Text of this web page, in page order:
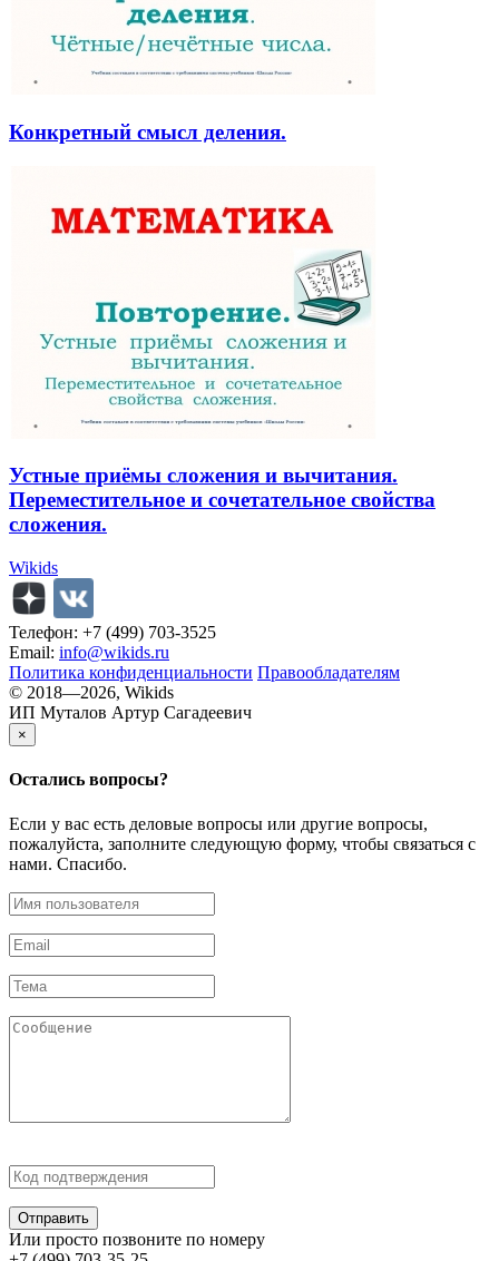
Конкретный смысл деления.
Устные приёмы сложения и вычитания.
Переместительное и сочетательное свойства
сложения.
Wikids
Телефон: +7 (499) 703-3525
Email: info@wikids.ru
Политика конфиденциальности Правообладателям
© 2018—2026, Wikids
ИП Муталов Артур Сагадеевич
×
Остались вопросы?
Если у вас есть деловые вопросы или другие вопросы,
пожалуйста, заполните следующую форму, чтобы связаться с
нами. Спасибо.
Отправить
Или просто позвоните по номеру